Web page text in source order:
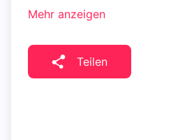
Mehr anzeigen
Teilen